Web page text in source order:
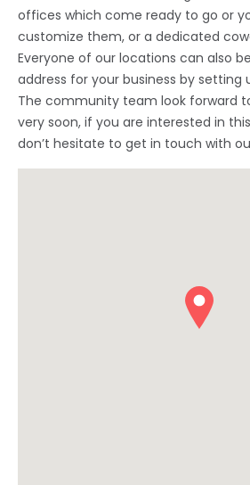
offices which come ready to go or
customize them, or a dedicated
Everyone of our locations can also
address for your business by setting
The community team look forward
very soon, if you are interested in
don’t hesitate to get in touch with